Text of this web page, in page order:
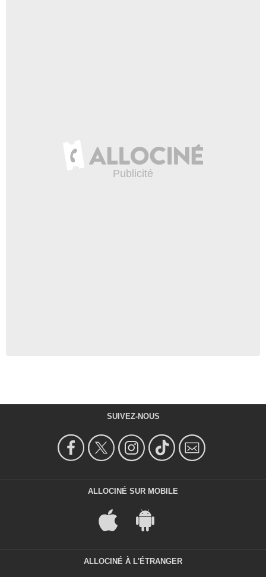
SUIVEZ-NOUS
ALLOCINÉ SUR MOBILE
ALLOCINÉ À L'ÉTRANGER